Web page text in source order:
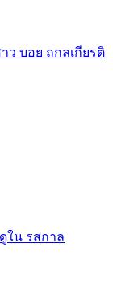
ว บอย ถกลเกียรติ
ใน รสกาล